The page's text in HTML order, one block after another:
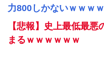
力800しかないｗｗｗ
【悲報】史上最低最
まるｗｗｗｗｗｗ